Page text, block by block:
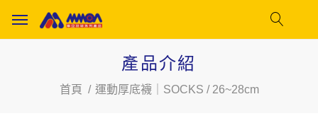
產品介紹
首頁 運動厚底襪｜SOCKS / 26~28cm